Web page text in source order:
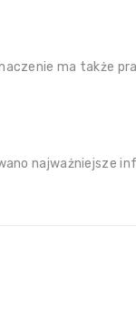
ma także
najważniejsze